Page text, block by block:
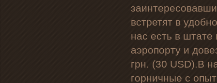
встретят в
нас есть в штате
аэропорту и
грн. (30 USD).В
горничные с